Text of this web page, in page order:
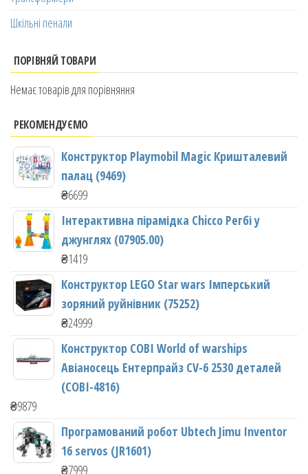
Шкільні пенали
ПОРІВНЯЙ ТОВАРИ
Немає товарів для порівняння
РЕКОМЕНДУЄМО
Конструктор Playmobil Magic Кришталевий
палац (9469)
₴6699
Інтерактивна пірамідка Chicco Регбі у
джунглях (07905.00)
₴1419
Конструктор LEGO Star wars Імперський
зоряний руйнівник (75252)
₴24999
Конструктор COBI World of warships
Авіаносець Ентерпрайз CV-6 2530 деталей
(COBI-4816)
₴9879
Програмований робот Ubtech Jimu Inventor
16 servos (JR1601)
₴7999